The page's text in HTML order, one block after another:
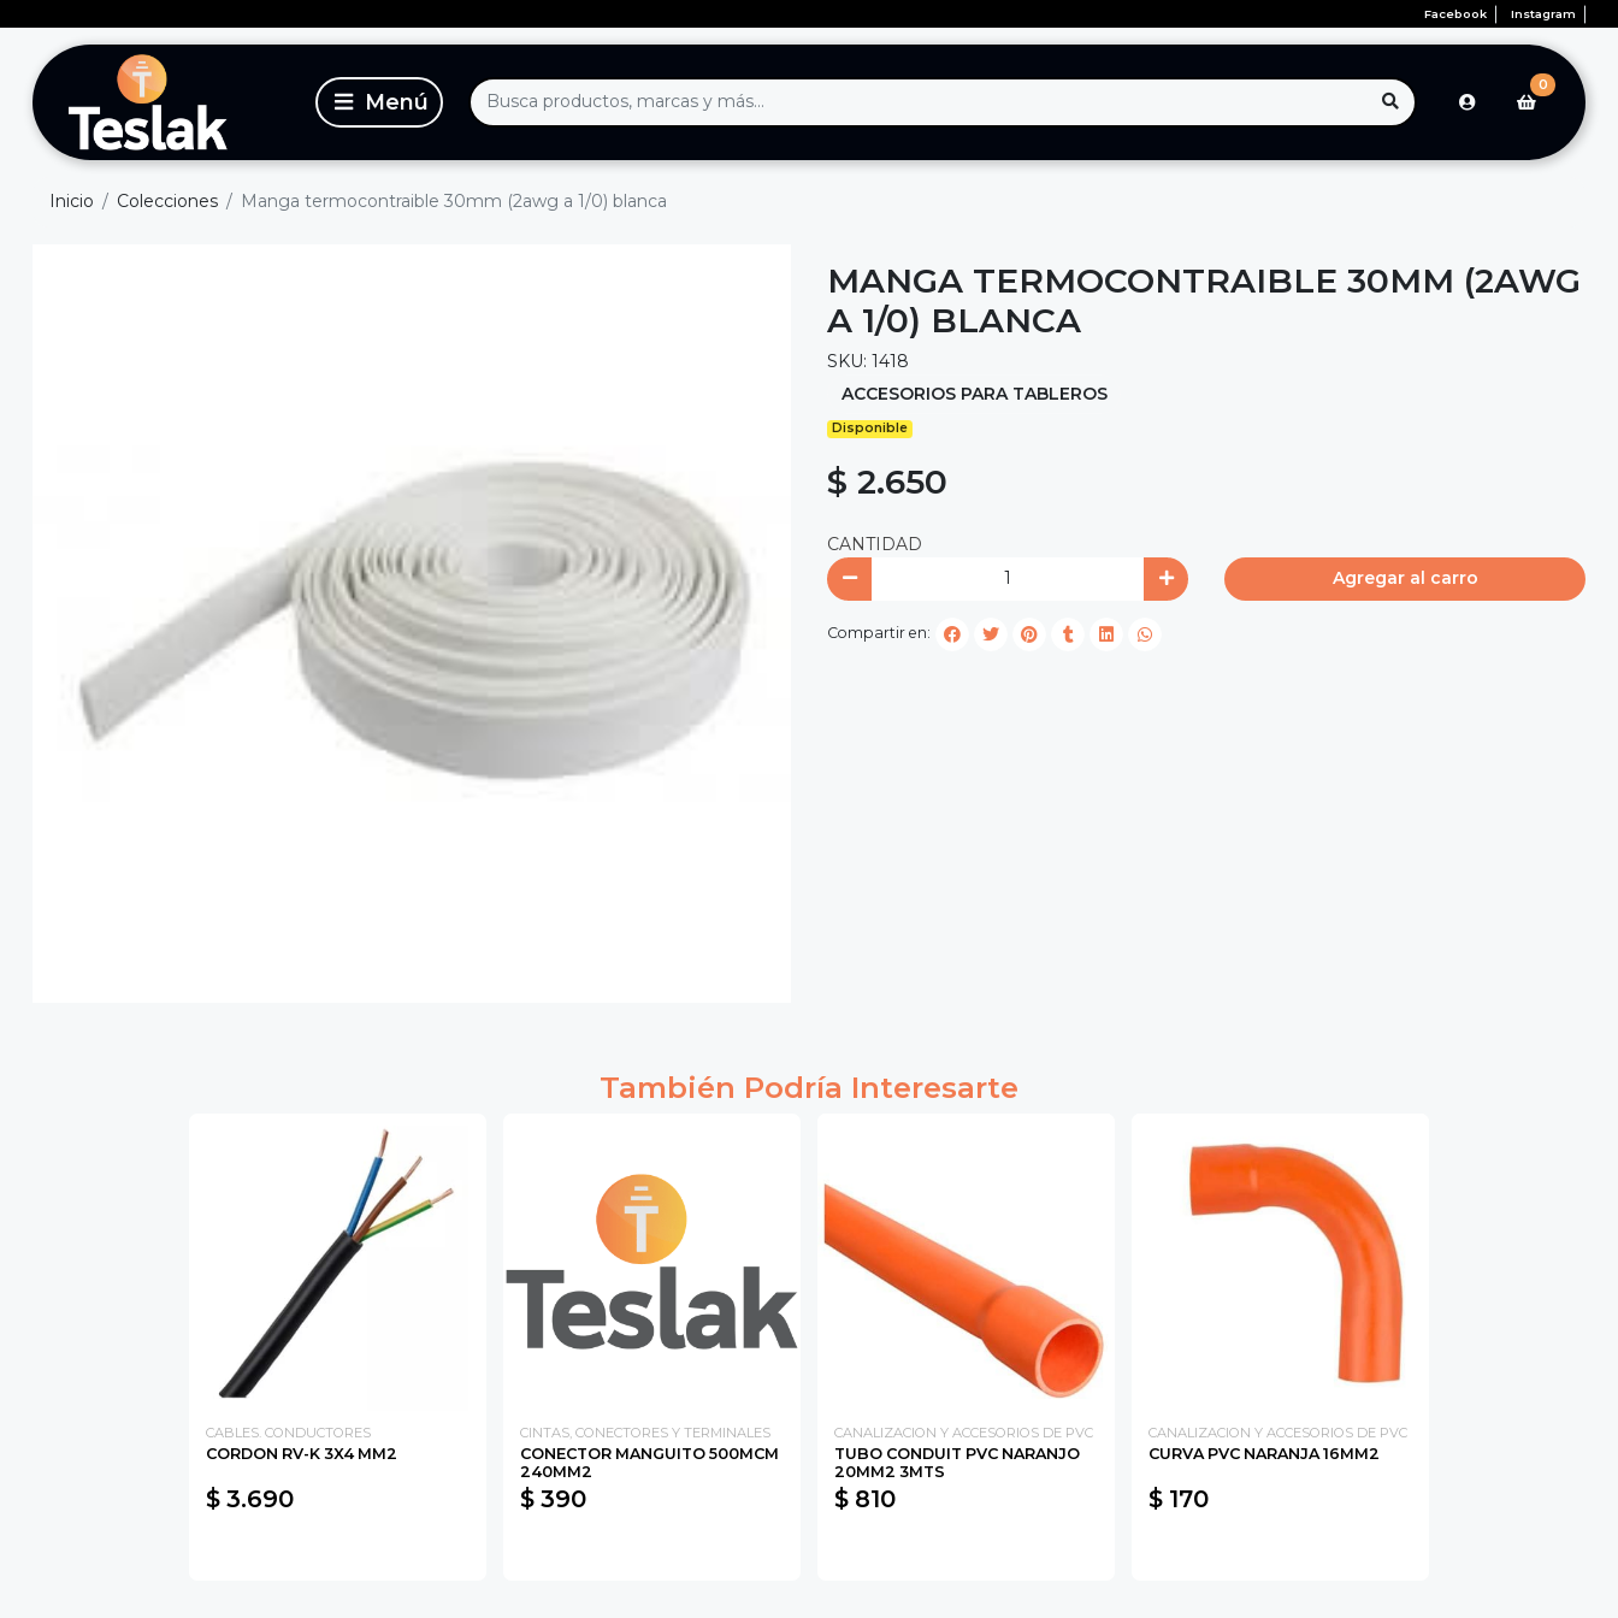
Facebook Instagram
0
Inicio Colecciones Manga termocontraible 30mm (2awg a 1/0) blanca
MANGA TERMOCONTRAIBLE 30MM (2AWG
A 1/0) BLANCA
SKU: 1418
ACCESORIOS PARA TABLEROS
Disponible
$ 2.650
CANTIDAD
Agregar al carro
Compartir en:
También Podría Interesarte
CABLES. CONDUCTORES
CORDON RV-K 3X4 MM2
$ 3.690
CINTAS, CONECTORES Y TERMINALES
CONECTOR MANGUITO 500MCM
240MM2
$ 390
CANALIZACION Y ACCESORIOS DE PVC
TUBO CONDUIT PVC NARANJO
20MM2 3MTS
$ 810
CANALIZACION Y ACCESORIOS DE PVC
CURVA PVC NARANJA 16MM2
$ 170